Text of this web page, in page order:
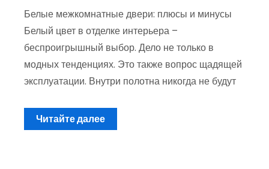
Белые межкомнатные двери: плюсы и минусы
Белый цвет в отделке интерьера –
беспроигрышный выбор. Дело не только в
модных тенденциях. Это также вопрос щадящей
эксплуатации. Внутри полотна никогда не будут
Читайте далее